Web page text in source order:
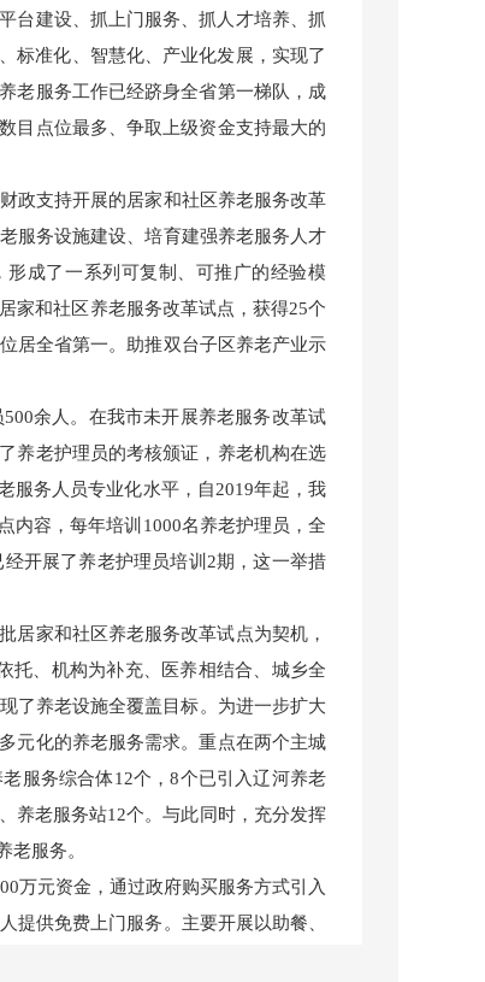
台建设、抓上门服务、抓人才培养、抓
标准化、智慧化、产业化发展，实现了
老服务工作已经跻身全省第一梯队，成
目点位最多、争取上级资金支持最大的
政支持开展的居家和社区养老服务改革
服务设施建设、培育建强养老服务人才
成了一系列可复制、可推广的经验模
家和社区养老服务改革试点，获得25个
居全省第一。助推双台子区养老产业示
余人。在我市未开展养老服务改革试
养老护理员的考核颁证，养老机构在选
服务人员专业化水平，自2019年起，我
内容，每年培训1000名养老护理员，全
开展了养老护理员培训2期，这一举措
居家和社区养老服务改革试点为契机，
托、机构为补充、医养相结合、城乡全
了养老设施全覆盖目标。为进一步扩大
元化的养老服务需求。重点在两个主城
服务综合体12个，8个已引入辽河养老
养老服务站12个。与此同时，充分发挥
老服务。
万元资金，通过政府购买服务方式引入
提供免费上门服务。主要开展以助餐、